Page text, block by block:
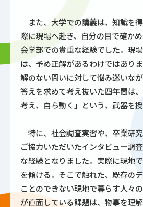
また、大学での講義は、知識を
際に現場へ赴き、自分の目で確か
会学部での貴重な経験でした。現
は、予め正解があるわけではあり
解のない問いに対して悩み迷いな
答えを求めて考え抜いた四年間は
考え、自ら動く」という、武器を
特に、社会調査実習や、卒業研
ご協力いただいたインタビュー調
な経験となりました。実際に現地
を傾ける。そこで触れた、既存の
ことのできない現地で暮らす人々
が直面している課題は、物事を理